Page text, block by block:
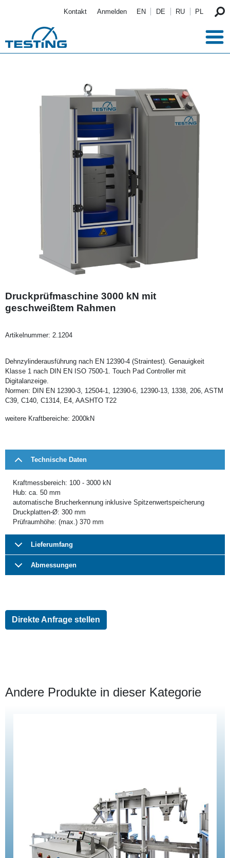
Kontakt Anmelden EN DE RU PL
Druckprüfmaschine 3000 kN mit
geschweißtem Rahmen
Artikelnummer: 2.1204
Dehnzylinderausführung nach EN 12390-4 (Straintest). Genauigkeit
Klasse 1 nach DIN EN ISO 7500-1. Touch Pad Controller mit
Digitalanzeige.
Normen: DIN EN 12390-3, 12504-1, 12390-6, 12390-13, 1338, 206, ASTM
C39, C140, C1314, E4, AASHTO T22
weitere Kraftbereiche: 2000kN
Technische Daten
Kraftmessbereich: 100 - 3000 kN
Hub: ca. 50 mm
automatische Brucherkennung inklusive Spitzenwertspeicherung
Druckplatten-Ø: 300 mm
Prüfraumhöhe: (max.) 370 mm
Lieferumfang
Abmessungen
Direkte Anfrage stellen
Andere Produkte in dieser Kategorie